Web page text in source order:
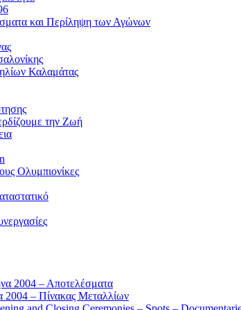
και Περίληψη των Αγώνων
Καλαμάτας
την Ζωή
Ολυμπιονίκες
2004 – Αποτελέσματα
2004 – Πίνακας Μεταλλίων